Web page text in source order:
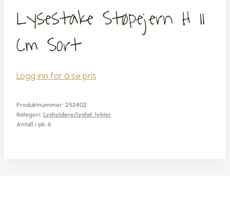
Lysestake Støpejern H 11
Cm Sort
Logg inn for å se pris
Produktnummer: 252402
Kategori: Lysholdere/lysfat, lykter
Antall i pk: 6